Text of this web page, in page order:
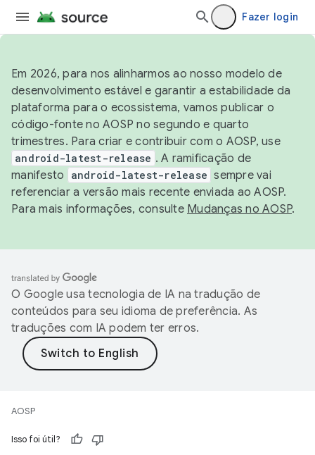
Fazer login
Em 2026, para nos alinharmos ao nosso modelo de
desenvolvimento estável e garantir a estabilidade da
plataforma para o ecossistema, vamos publicar o
código-fonte no AOSP no segundo e quarto
trimestres. Para criar e contribuir com o AOSP, use
android-latest-release . A ramificação de
manifesto
android-latest-release sempre vai
referenciar a versão mais recente enviada ao AOSP.
Para mais informações, consulte Mudanças no AOSP.
O Google usa tecnologia de IA na tradução de
conteúdos para seu idioma de preferência. As
traduções com IA podem ter erros.
AOSP
Isso foi útil?